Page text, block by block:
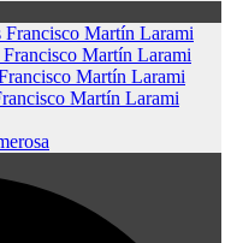
Francisco Martín Larami
Martín Larami
Martín Larami
Martín Larami